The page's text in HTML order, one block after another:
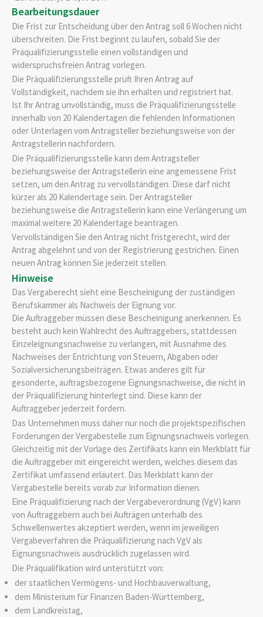
Bearbeitungsdauer
Die Frist zur Entscheidung über den Antrag soll 6 Wochen nicht
überschreiten. Die Frist beginnt zu laufen, sobald Sie der
Präqualifizierungsstelle einen vollständigen und
widerspruchsfreien Antrag vorlegen.
Die Präqualifizierungsstelle prüft Ihren Antrag auf
Vollständigkeit, nachdem sie ihn erhalten und registriert hat.
Ist Ihr Antrag unvollständig, muss die Präqualifizierungsstelle
innerhalb von 20 Kalendertagen die fehlenden Informationen
oder Unterlagen vom Antragsteller beziehungsweise von der
Antragstellerin nachfordern.
Die Präqualifizierungsstelle kann dem Antragsteller
beziehungsweise der Antragstellerin eine angemessene Frist
setzen, um den Antrag zu vervollständigen. Diese darf nicht
kürzer als 20 Kalendertage sein. Der Antragsteller
beziehungsweise die Antragstellerin kann eine Verlängerung um
maximal weitere 20 Kalendertage beantragen.
Vervollständigen Sie den Antrag nicht fristgerecht, wird der
Antrag abgelehnt und von der Registrierung gestrichen. Einen
neuen Antrag können Sie jederzeit stellen.
Hinweise
Das Vergaberecht sieht eine Bescheinigung der zuständigen
Berufskammer als Nachweis der Eignung vor.
Die Auftraggeber müssen diese Bescheinigung anerkennen. Es
besteht auch kein Wahlrecht des Auftraggebers, stattdessen
Einzeleignungsnachweise zu verlangen, mit Ausnahme des
Nachweises der Entrichtung von Steuern, Abgaben oder
Sozialversicherungsbeiträgen. Etwas anderes gilt für
gesonderte, auftragsbezogene Eignungsnachweise, die nicht in
der Präqualifizierung hinterlegt sind. Diese kann der
Auftraggeber jederzeit fordern.
Das Unternehmen muss daher nur noch die projektspezifischen
Forderungen der Vergabestelle zum Eignungsnachweis vorlegen.
Gleichzeitig mit der Vorlage des Zertifikats kann ein Merkblatt für
die Auftraggeber mit eingereicht werden, welches diesem das
Zertifikat umfassend erläutert. Das Merkblatt kann der
Vergabestelle bereits vorab zur Information dienen.
Eine Präqualifizierung nach der Vergabeverordnung (VgV) kann
von Auftraggebern auch bei Aufträgen unterhalb des
Schwellenwertes akzeptiert werden, wenn im jeweiligen
Vergabeverfahren die Präqualifizierung nach VgV als
Eignungsnachweis ausdrücklich zugelassen wird.
Die Präqualifikation wird unterstützt von:
der staatlichen Vermögens- und Hochbauverwaltung,
dem Ministerium für Finanzen Baden-Württemberg,
dem Landkreistag,